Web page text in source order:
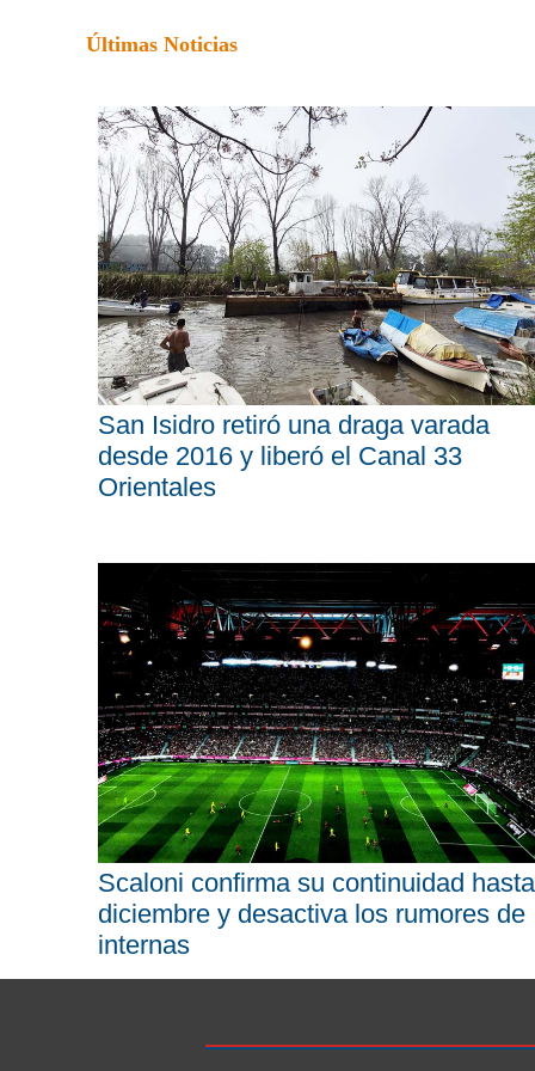
Últimas Noticias
San Isidro retiró una draga varada
desde 2016 y liberó el Canal 33
Orientales
Scaloni confirma su continuidad hasta
diciembre y desactiva los rumores de
internas